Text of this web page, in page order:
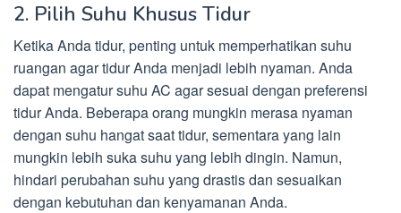
2. Pilih Suhu Khusus Tidur
Ketika Anda tidur, penting untuk memperhatikan suhu
ruangan agar tidur Anda menjadi lebih nyaman. Anda
dapat mengatur suhu AC agar sesuai dengan preferensi
tidur Anda. Beberapa orang mungkin merasa nyaman
dengan suhu hangat saat tidur, sementara yang lain
mungkin lebih suka suhu yang lebih dingin. Namun,
hindari perubahan suhu yang drastis dan sesuaikan
dengan kebutuhan dan kenyamanan Anda.